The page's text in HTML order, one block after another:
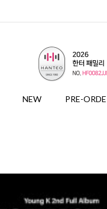
NEW PRE-